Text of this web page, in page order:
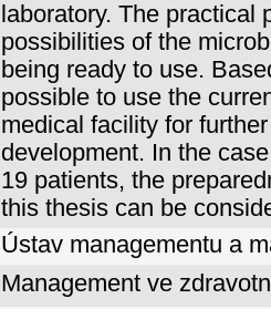
laboratory. The practical
possibilities of the
being ready to use.
possible to use the
medical facility for
development. In the
19 patients, the
this thesis can be
Ústav managementu a
Management ve